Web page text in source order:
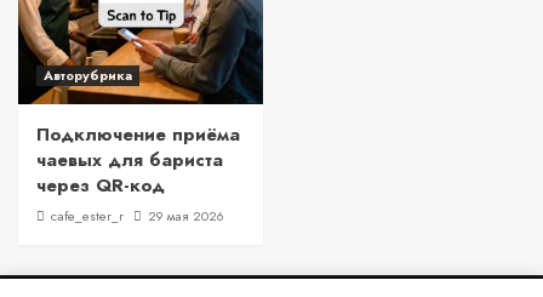
Авторубрика
Подключение приёма
чаевых для бариста
через QR-код
cafe_ester_r 29 мая 2026